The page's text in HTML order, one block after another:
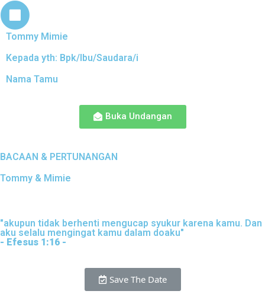
Tommy Mimie
Kepada yth: Bpk/Ibu/Saudara/i
Nama Tamu
Buka Undangan
BACAAN & PERTUNANGAN
Tommy & Mimie
"akupun tidak berhenti mengucap syukur karena kamu. Dan
aku selalu mengingat kamu dalam doaku"
- Efesus 1:16 -
Save The Date